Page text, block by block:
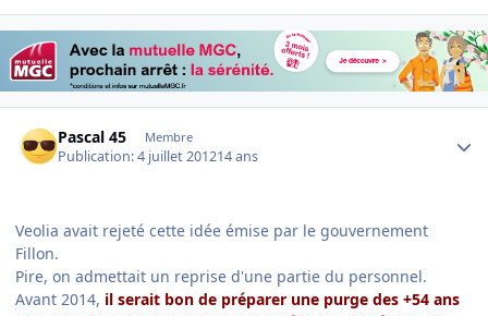
Pascal 45 Membre
Publication:4 juillet 201214 ans
Veolia avait rejeté cette idée émise par le gouvernement
Fillon.
Pire, on admettait un reprise d'une partie du personnel.
Avant 2014, il serait bon de préparer une purge des +54 ans